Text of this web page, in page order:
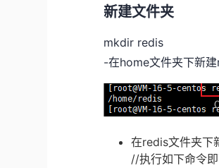
新建文件夹
mkdir redis
-在home文件夹下新
在redis文件夹下
//执行如下命令